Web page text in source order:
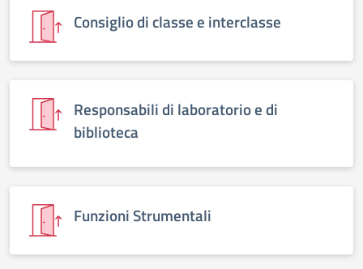
Consiglio di classe e interclasse
Responsabili di laboratorio e di
biblioteca
Funzioni Strumentali